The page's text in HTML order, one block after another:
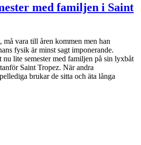
med familjen i Saint
vara till åren kommen men han
fysik är minst sagt imponerande.
lite semester med familjen på sin lyxbåt
Saint Tropez. När andra
brukar de sitta och äta långa